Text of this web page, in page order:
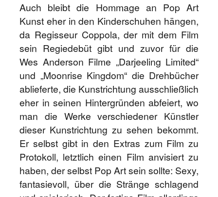
Auch bleibt die Hommage an Pop Art
Kunst eher in den Kinderschuhen hängen,
da Regisseur Coppola, der mit dem Film
sein Regiedebüt gibt und zuvor für die
Wes Anderson Filme „Darjeeling Limited“
und „Moonrise Kingdom“ die Drehbücher
ablieferte, die Kunstrichtung ausschließlich
eher in seinen Hintergründen abfeiert, wo
man die Werke verschiedener Künstler
dieser Kunstrichtung zu sehen bekommt.
Er selbst gibt in den Extras zum Film zu
Protokoll, letztlich einen Film anvisiert zu
haben, der selbst Pop Art sein sollte: Sexy,
fantasievoll, über die Stränge schlagend